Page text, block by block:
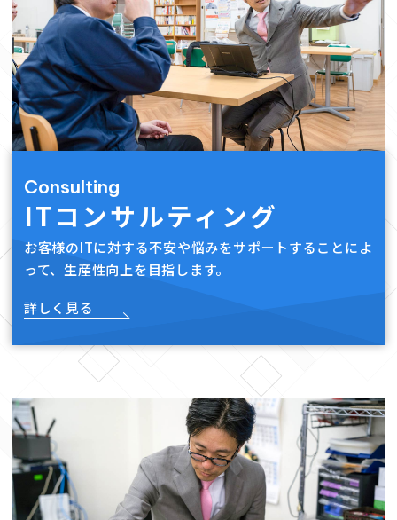
Consulting
ITコンサルティング
お客様のITに対する不安や悩みをサポートすることによ
って、生産性向上を目指します。
詳しく見る
た。ありがとうございます。
この状況に最適として、ソフォスのセキュリティソリュ
ーションを提案いただき、導入となりました。 ありが
とうございます。
トワーク環境が構築できました。ありがとうございま
す。
た。ありがとうございます。
この状況に最適として、ソフォスのセキュリティソリュ
ーションを提案いただき、導入となりました。 ありが
とうございます。
トワーク環境が構築できました。ありがとうございま
す。
た。ありがとうございます。
この状況に最適として、ソフォスのセキュリティソリュ
ーションを提案いただき、導入となりました。 ありが
とうございます。
トワーク環境が構築できました。ありがとうございま
す。